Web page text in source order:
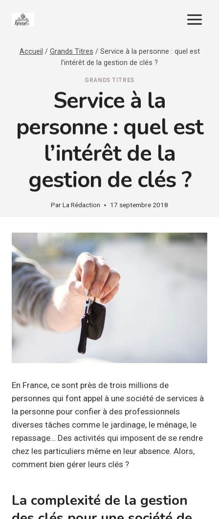
Accueil / Grands Titres / Service à la personne : quel est
l’intérêt de la gestion de clés ?
GRANDS TITRES
Service à la
personne : quel est
l’intérêt de la
gestion de clés ?
ParLa Rédaction 17 septembre 2018
En France, ce sont près de trois millions de
personnes qui font appel à une société de services à
la personne pour confier à des professionnels
diverses tâches comme le jardinage, le ménage, le
repassage… Des activités qui imposent de se rendre
chez les particuliers même en leur absence. Alors,
comment bien gérer leurs clés ?
La complexité de la gestion